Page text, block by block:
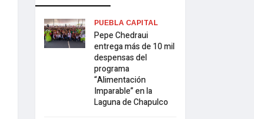
PUEBLA CAPITAL
Pepe Chedraui
entrega más de 10 mil
despensas del
programa
“Alimentación
Imparable” en la
Laguna de Chapulco